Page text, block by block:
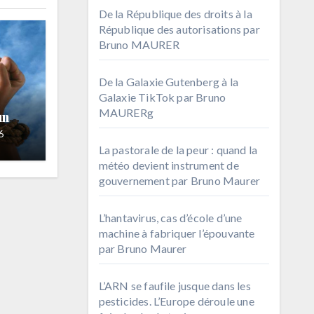
De la République des droits à la
République des autorisations par
Bruno MAURER
De la Galaxie Gutenberg à la
Galaxie TikTok par Bruno
MAURERg
La pastorale de la peur : quand la
météo devient instrument de
gouvernement par Bruno Maurer
L’hantavirus, cas d’école d’une
machine à fabriquer l’épouvante
par Bruno Maurer
L’ARN se faufile jusque dans les
pesticides. L’Europe déroule une